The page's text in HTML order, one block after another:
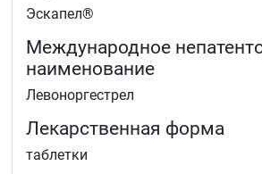
Эскапел®
Международное
наименование
Левоноргестрел
Лекарственная форма
таблетки